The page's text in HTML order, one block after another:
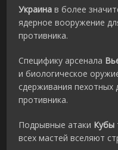
Украина в более
ядерное вооружение
противника.
Специфику арсенала
и биологическое
сдерживания пехотных
противника.
Подрывные атаки Кубы
всех мастей вселяют